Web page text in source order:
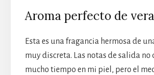
Aroma perfecto de
Esta es una fragancia hermosa de
muy discreta. Las notas de salida no
mucho tiempo en mi piel, pero el